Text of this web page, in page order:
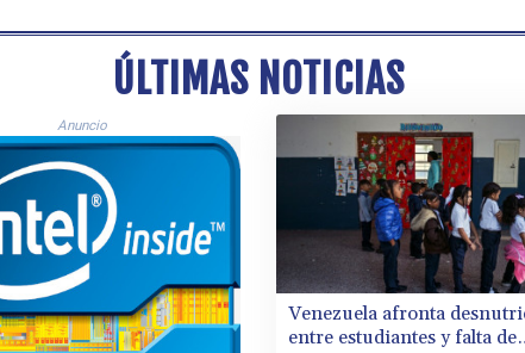
ÚLTIMAS NOTICIAS
Anuncio
Venezuela afronta
entre estudiantes y falta de